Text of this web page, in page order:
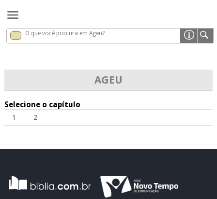
Ageu x
O que você procura em Ageu?
AGEU
Selecione o capítulo
1 2